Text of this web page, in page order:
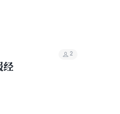
以有些译文意义尚欠明白。
～171)中。随后，游历了江
事，流传民间。晚年踪迹不
经
2